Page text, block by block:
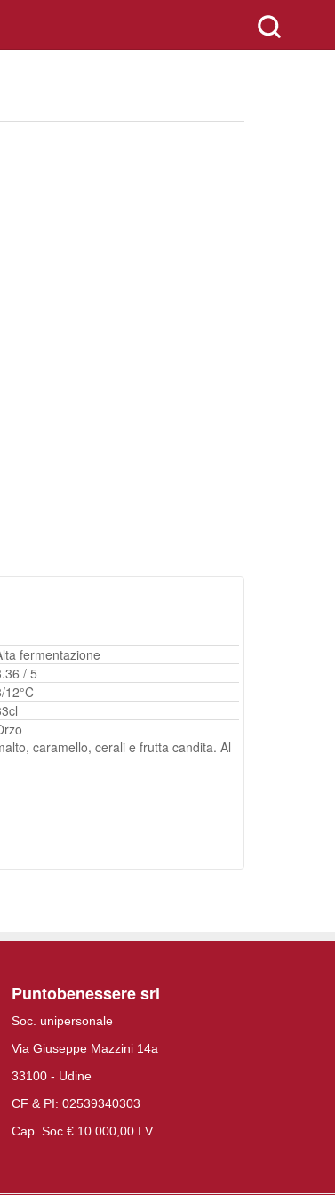
fermentazione
/ 5
12°C
caramello, cerali e frutta candita. Al
Puntobenessere srl
Soc. unipersonale
Via Giuseppe Mazzini 14a
33100 - Udine
CF & PI: 02539340303
Cap. Soc € 10.000,00 I.V.